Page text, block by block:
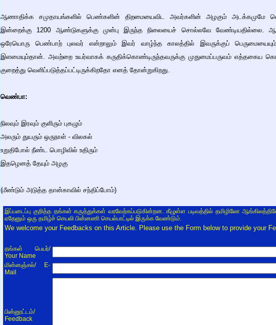
ஆணாதிக்க சமுதாயங்களில் பெண்களின் திறமையைவிட அவர்களின் அழகும் அடக்கமுமே
இன்றைக்கு 1200 ஆண்டுகளுக்கு முன்பு இருந்த நிலையைச் சொல்லவே வேண்டியதில்லை.
ஒரேயொரு பெண்பாற் புலவர் என்றாலும் இவர் வாழ்ந்த காலத்தில் இவருக்குப்
இளமையும்தான். அவற்றை உயர்வாகக் கருதிக்கொண்டிருந்தவருக்கு முதுமைப்பருவம் எத்தகைய
குறைத்து வெளிப்படுத்தப்பட்டிருக்கிறதோ எனத் தோன்றுகிறது.
வெண்பா:
நிலவும் இரவும் குளிரும் புகழும்
அலரும் துயரும் ஒருநாள் - விலகல்
உறுதிபோல் நீண்ட பொழிவில் உதிரும்
இதழெனத் தேயும் அழகு
(மீண்டும் அடுத்த தான்காவில் சந்திப்போம்)
இப்படைப்பு குறித்த தங்கள் கருத்துக்கள் வரவேற்கப்படுகின்றன. கீழுள்ள படிவத்தில் தமிழிலோ
ஏதேனும் ஒரு தமிழ்ச் செயலி பின்னணி செயல்பாட்டில் இருக்க வேண்டும்.
We welcome your Feedbacks on this Article. Please use the Form below to provide your
தங்கள் பெயர்/
Your Name
மின்னஞ்சல்/ E-
Mail
பின்னூட்டம்/
Feedback